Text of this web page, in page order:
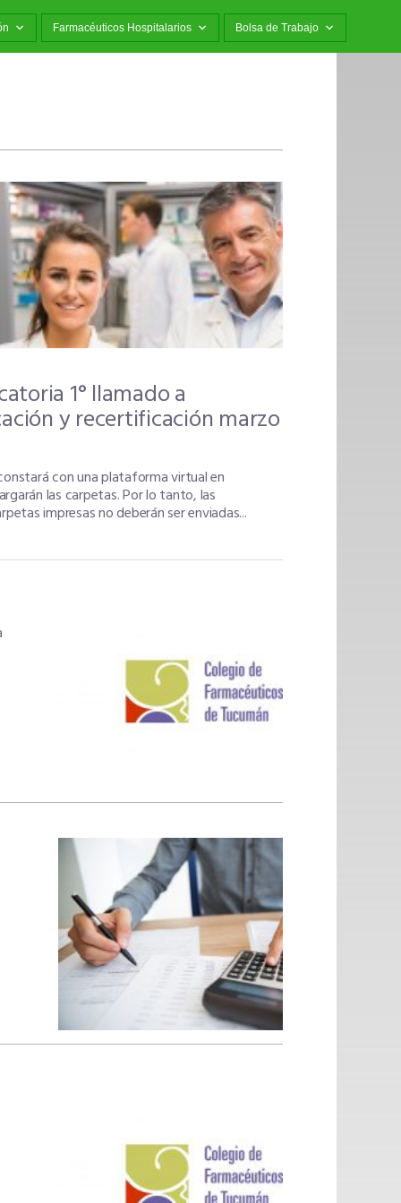
Farmacéuticos Hospitalarios Bolsa de Trabajo
1° llamado a
y recertificación marzo
con una plataforma virtual en
las carpetas. Por lo tanto, las
impresas no deberán ser enviadas...